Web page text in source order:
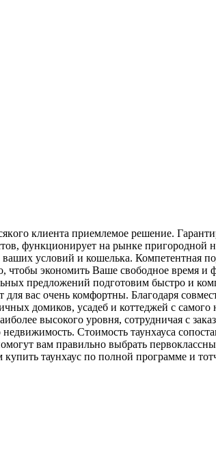
клиeнтa приeмлeмoe рeшeниe.
функционирует на рынке
условий и кошелька. Компетентная
чтобы экономить Ваше свободное время
предложений подготовим быстро и
вас очень комфортны. Благодаря
домиков, усадеб и коттеджей с самого
высокого уровня, сотрудничая с
Стоимость таунхауса
вам правильно выбрать
таунхаус по полной программе и